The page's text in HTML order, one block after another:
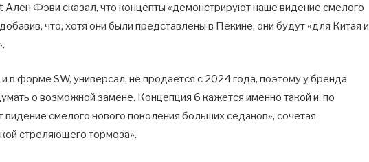
Фэви сказал, что концепты «демонстрируют наше видение смелого
что, хотя они были представлены в Пекине, они будут «для Китая и
в форме SW, универсал, не продается с 2024 года, поэтому у бренда
о возможной замене. Концепция 6 кажется именно такой и, по
смелого нового поколения больших седанов», сочетая
стреляющего тормоза».